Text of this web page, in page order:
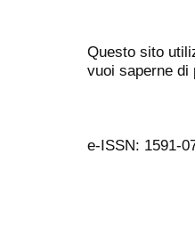
Questo sito
vuoi saperne di
e-ISSN: 1591-